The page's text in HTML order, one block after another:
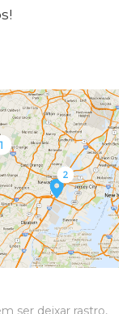
ser deixar rastro,